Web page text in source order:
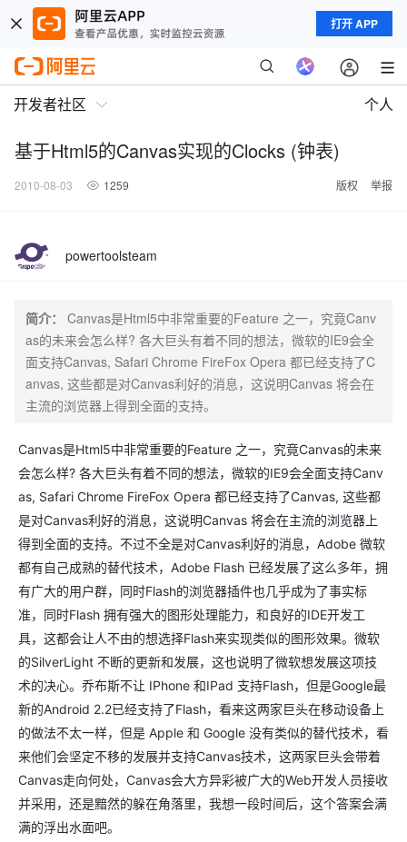
打开 APP
开发者社区 个人
基于Html5的Canvas实现的Clocks (钟表)
2010-08-03 1259 版权 举报
powertoolsteam
简介：
Canvas是Html5中非常重要的Feature 之一，究竟Canv
as的未来会怎么样? 各大巨头有着不同的想法，微软的IE9会全
面支持Canvas, Safari Chrome FireFox Opera 都已经支持了C
anvas, 这些都是对Canvas利好的消息，这说明Canvas 将会在
主流的浏览器上得到全面的支持。
Canvas是Html5中非常重要的Feature 之一，究竟Canvas的未来
会怎么样? 各大巨头有着不同的想法，微软的IE9会全面支持Canv
as, Safari Chrome FireFox Opera 都已经支持了Canvas, 这些都
是对Canvas利好的消息，这说明Canvas 将会在主流的浏览器上
得到全面的支持。不过不全是对Canvas利好的消息，Adobe 微软
都有自己成熟的替代技术，Adobe Flash 已经发展了这么多年，拥
有广大的用户群，同时Flash的浏览器插件也几乎成为了事实标
准，同时Flash 拥有强大的图形处理能力，和良好的IDE开发工
具，这都会让人不由的想选择Flash来实现类似的图形效果。微软
的SilverLight 不断的更新和发展，这也说明了微软想发展这项技
术的决心。乔布斯不让 IPhone 和IPad 支持Flash，但是Google最
新的Android 2.2已经支持了Flash，看来这两家巨头在移动设备上
的做法不太一样，但是 Apple 和 Google 没有类似的替代技术，看
来他们会坚定不移的发展并支持Canvas技术，这两家巨头会带着
Canvas走向何处，Canvas会大方异彩被广大的Web开发人员接收
并采用，还是黯然的躲在角落里，我想一段时间后，这个答案会满
满的浮出水面吧。